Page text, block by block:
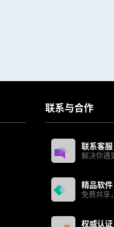
联系与合作
联系客服
解决你遇
精品软件
免费共享
权威认证